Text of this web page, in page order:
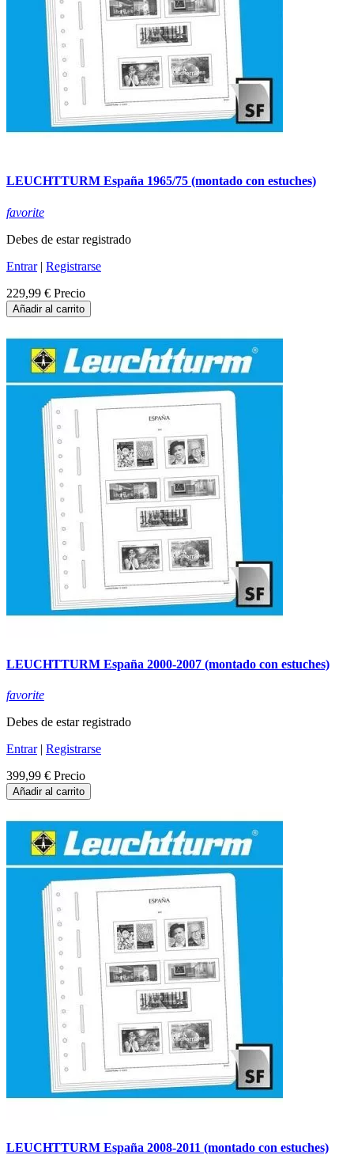
LEUCHTTURM España 1965/75 (montado con estuches)
favorite
Debes de estar registrado
Entrar| Registrarse
229,99 € Precio
Añadir al carrito
LEUCHTTURM España 2000-2007 (montado con estuches)
favorite
Debes de estar registrado
Entrar| Registrarse
399,99 € Precio
Añadir al carrito
LEUCHTTURM España 2008-2011 (montado con estuches)